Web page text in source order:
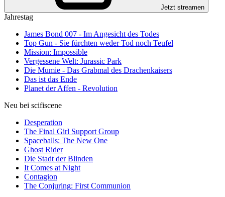
Jetzt streamen
Jahrestag
James Bond 007 - Im Angesicht des Todes
Top Gun - Sie fürchten weder Tod noch Teufel
Mission: Impossible
Vergessene Welt: Jurassic Park
Die Mumie - Das Grabmal des Drachenkaisers
Das ist das Ende
Planet der Affen - Revolution
Neu bei scifiscene
Desperation
The Final Girl Support Group
Spaceballs: The New One
Ghost Rider
Die Stadt der Blinden
It Comes at Night
Contagion
The Conjuring: First Communion